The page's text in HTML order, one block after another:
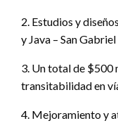
2. Estudios y
y Java – San
3. Un total de $500
transitabilidad en
4. Mejoramiento y